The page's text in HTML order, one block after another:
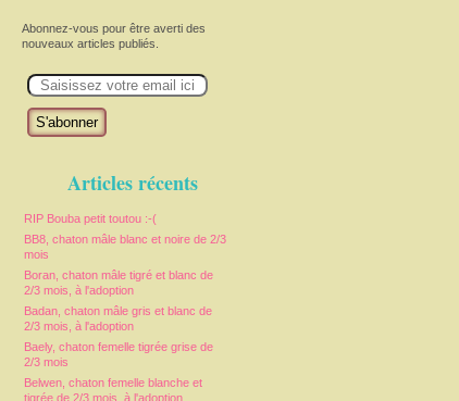
Abonnez-vous pour être averti des
nouveaux articles publiés.
m
Articles récents
RIP Bouba petit toutou :-(
BB8, chaton mâle blanc et noire de 2/3
mois
Boran, chaton mâle tigré et blanc de
2/3 mois, à l'adoption
Badan, chaton mâle gris et blanc de
2/3 mois, à l'adoption
Baely, chaton femelle tigrée grise de
2/3 mois
Belwen, chaton femelle blanche et
tigrée de 2/3 mois, à l'adoption